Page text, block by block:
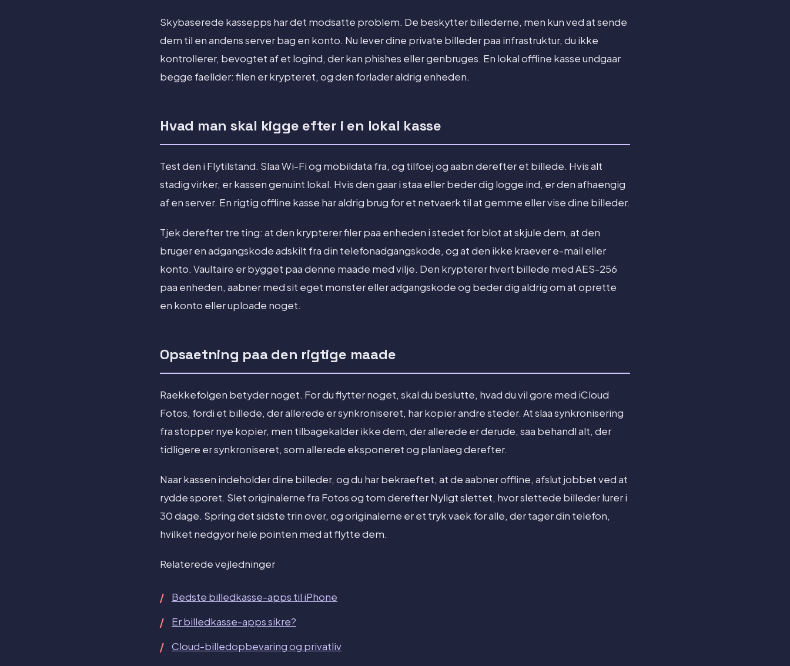
Skybaserede kassepps har det modsatte problem. De beskytter billederne, men kun ved at sende
dem til en andens server bag en konto. Nu lever dine private billeder paa infrastruktur, du ikke
kontrollerer, bevogtet af et logind, der kan phishes eller genbruges. En lokal offline kasse undgaar
begge faellder: filen er krypteret, og den forlader aldrig enheden.
Hvad man skal kigge efter i en lokal kasse
Test den i Flytilstand. Slaa Wi-Fi og mobildata fra, og tilfoej og aabn derefter et billede. Hvis alt
stadig virker, er kassen genuint lokal. Hvis den gaar i staa eller beder dig logge ind, er den afhaengig
af en server. En rigtig offline kasse har aldrig brug for et netvaerk til at gemme eller vise dine billeder.
Tjek derefter tre ting: at den krypterer filer paa enheden i stedet for blot at skjule dem, at den
bruger en adgangskode adskilt fra din telefonadgangskode, og at den ikke kraever e-mail eller
konto. Vaultaire er bygget paa denne maade med vilje. Den krypterer hvert billede med AES-256
paa enheden, aabner med sit eget monster eller adgangskode og beder dig aldrig om at oprette
en konto eller uploade noget.
Opsaetning paa den rigtige maade
Raekkefolgen betyder noget. For du flytter noget, skal du beslutte, hvad du vil gore med iCloud
Fotos, fordi et billede, der allerede er synkroniseret, har kopier andre steder. At slaa synkronisering
fra stopper nye kopier, men tilbagekalder ikke dem, der allerede er derude, saa behandl alt, der
tidligere er synkroniseret, som allerede eksponeret og planlaeg derefter.
Naar kassen indeholder dine billeder, og du har bekraeftet, at de aabner offline, afslut jobbet ved at
rydde sporet. Slet originalerne fra Fotos og tom derefter Nyligt slettet, hvor slettede billeder lurer i
30 dage. Spring det sidste trin over, og originalerne er et tryk vaek for alle, der tager din telefon,
hvilket nedgyor hele pointen med at flytte dem.
Relaterede vejledninger
Bedste billedkasse-apps til iPhone
Er billedkasse-apps sikre?
Cloud-billedopbevaring og privatliv